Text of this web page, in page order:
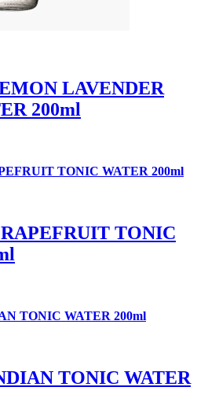
LAVENDER
200ml
TONIC
TONIC WATER